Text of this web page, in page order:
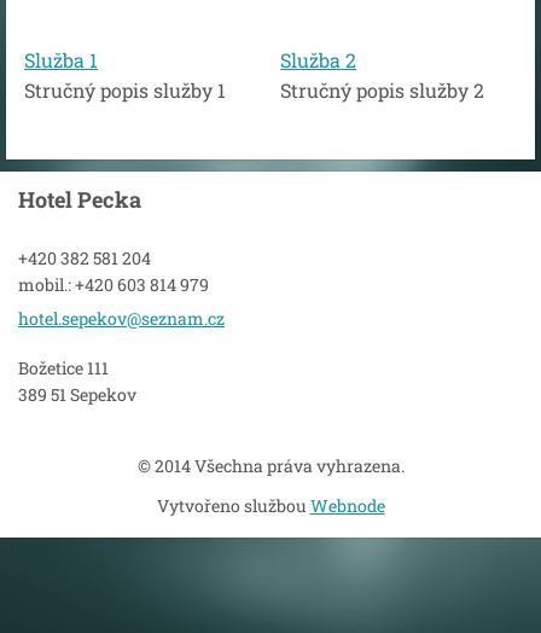
Služba 1
Stručný popis služby 1
Služba 2
Stručný popis služby 2
Hotel Pecka
+420 382 581 204
mobil.: +420 603 814 979
hotel.sepekov@seznam.cz
Božetice 111
389 51 Sepekov
© 2014 Všechna práva vyhrazena.
Vytvořeno službou Webnode